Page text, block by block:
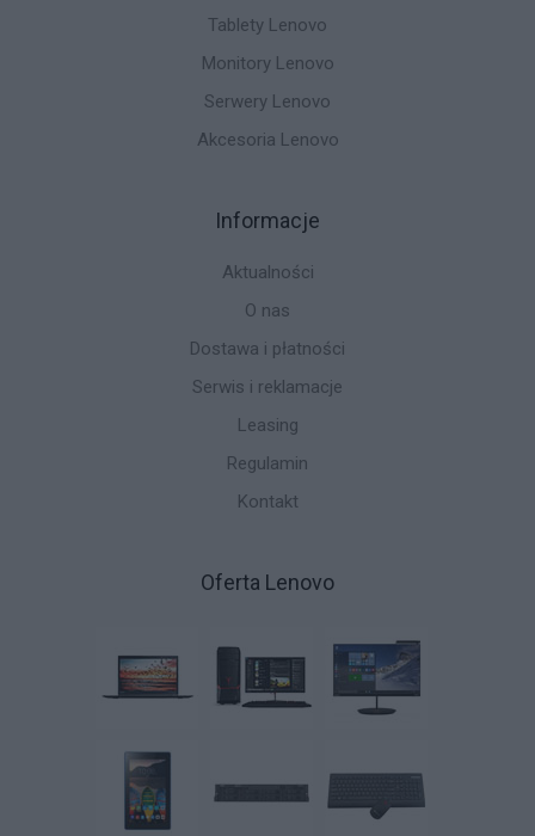
Tablety Lenovo
Monitory Lenovo
Serwery Lenovo
Akcesoria Lenovo
Informacje
Aktualności
O nas
Dostawa i płatności
Serwis i reklamacje
Leasing
Regulamin
Kontakt
Oferta Lenovo